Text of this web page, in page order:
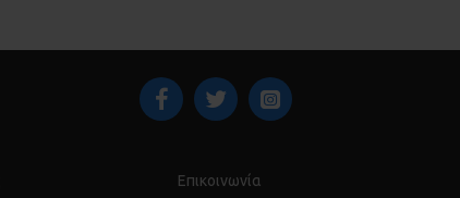
Επικοινωνία